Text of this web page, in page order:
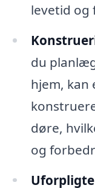
levetid og
du
hjem,
døre,
og